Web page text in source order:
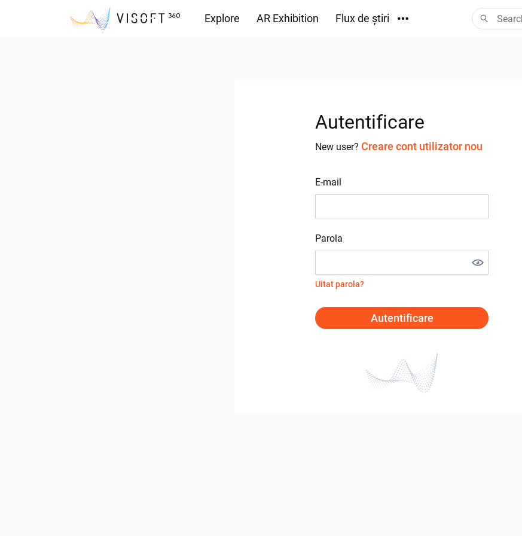
Explore AR Exhibition Flux de știri
Autentificare
New user? Creare cont utilizator nou
E-mail
Parola
Uitat parola?
Autentificare